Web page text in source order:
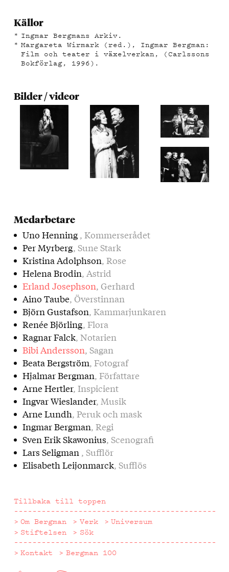
Källor
Ingmar Bergmans Arkiv.
Margareta Wirmark (red.), Ingmar Bergman:
Film och teater i växelverkan, (Carlssons
Bokförlag, 1996).
Bilder / videor
Medarbetare
Uno Henning , Kommerserådet
Per Myrberg, Sune Stark
Kristina Adolphson, Rose
Helena Brodin, Astrid
Erland Josephson, Gerhard
Aino Taube, Överstinnan
Björn Gustafson, Kammarjunkaren
Renée Björling, Flora
Ragnar Falck, Notarien
Bibi Andersson, Sagan
Beata Bergström, Fotograf
Hjalmar Bergman, Författare
Arne Hertler, Inspicient
Ingvar Wieslander, Musik
Arne Lundh, Peruk och mask
Ingmar Bergman, Regi
Sven Erik Skawonius, Scenografi
Lars Seligman , Sufflör
Elisabeth Leijonmarck, Sufflös
Tillbaka till toppen
Om Bergman
Verk
Universum
Stiftelsen
Sök
Kontakt
Bergman 100